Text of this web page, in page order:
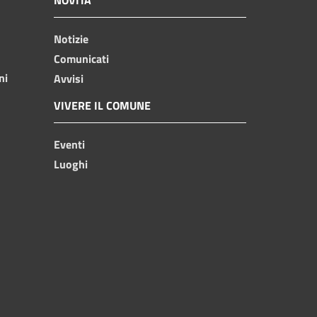
Notizie
Comunicati
Avvisi
VIVERE IL COMUNE
Eventi
Luoghi